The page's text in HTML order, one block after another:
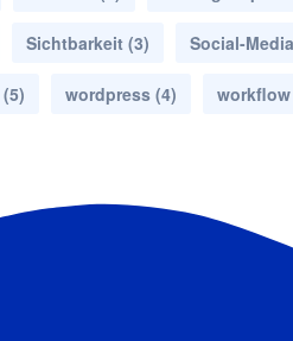
Sichtbarkeit (3) Social-
(5) wordpress (4) workflow